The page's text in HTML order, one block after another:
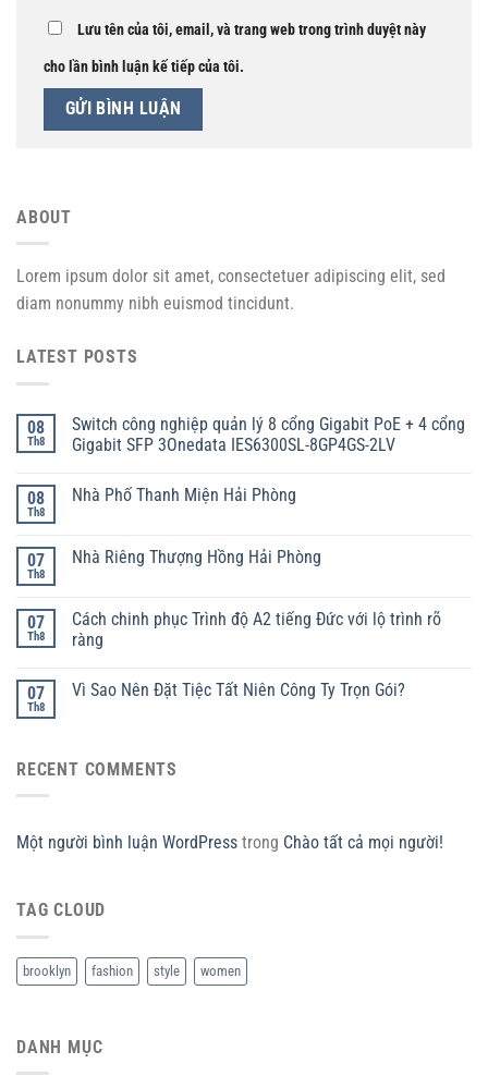
Lưu tên của tôi, email, và trang web trong trình duyệt này
cho lần bình luận kế tiếp của tôi.
ABOUT
Lorem ipsum dolor sit amet, consectetuer adipiscing elit, sed
diam nonummy nibh euismod tincidunt.
LATEST POSTS
08
Th8
Switch công nghiệp quản lý 8 cổng Gigabit PoE + 4 cổng
Gigabit SFP 3Onedata IES6300SL-8GP4GS-2LV
08
Th8
Nhà Phố Thanh Miện Hải Phòng
07
Th8
Nhà Riêng Thượng Hồng Hải Phòng
07
Th8
Cách chinh phục Trình độ A2 tiếng Đức với lộ trình rõ
ràng
07
Th8
Vì Sao Nên Đặt Tiệc Tất Niên Công Ty Trọn Gói?
RECENT COMMENTS
Một người bình luận WordPress trong Chào tất cả mọi người!
TAG CLOUD
brooklyn fashion style women
DANH MỤC